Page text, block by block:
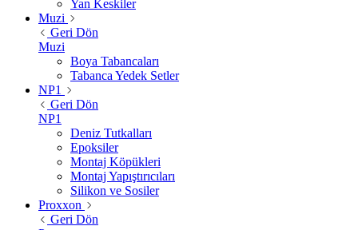
Yan Keskiler
Muzi
Geri Dön
Muzi
Boya Tabancaları
Tabanca Yedek Setler
NP1
Geri Dön
NP1
Deniz Tutkalları
Epoksiler
Montaj Köpükleri
Montaj Yapıştırıcıları
Silikon ve Sosiler
Proxxon
Geri Dön